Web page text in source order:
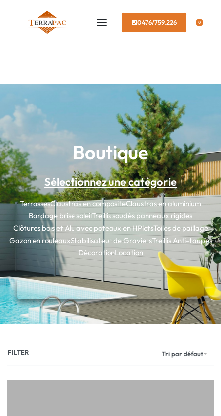
0476/759.226 0
Boutique
Sélectionnez une catégorie
TerrassesClaustras en compositeClaustras en aluminium
Bardage brise soleilTreillis soudés panneaux rigides
Clôtures bois et Alu avec poteaux en HPlotsToiles de paillage
Gazon en rouleauxStabilisateur de GraviersTreillis Anti-taupes
DécorationLocation
Tri par défaut
FILTER